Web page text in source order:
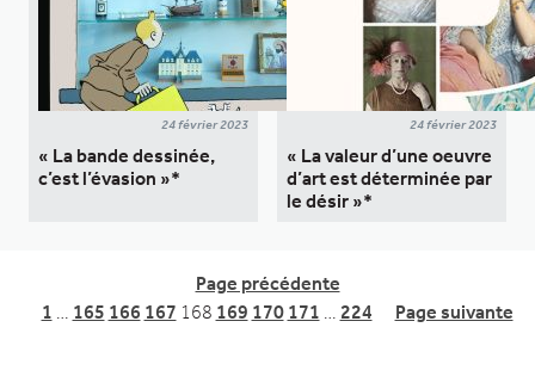
24 février 2023
« La bande dessinée,
c’est l’évasion »*
24 février 2023
« La valeur d’une oeuvre
d’art est déterminée par
le désir »*
Page précédente
1
165 166 167 168 169 170 171 224 Page suivante